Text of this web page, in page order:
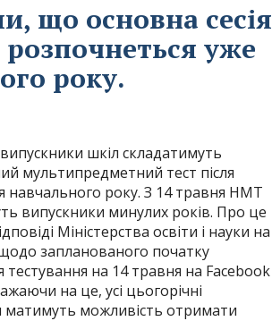
що основна сесія
уже
року.
шкіл складатимуть
мультипредметний тест після
навчального року. З 14 травня НМТ
випускники минулих років. Про це
Міністерства освіти і науки на
запланованого початку
тестування на 14 травня на Facebook
на це, усі цьогорічні
матимуть можливість отримати